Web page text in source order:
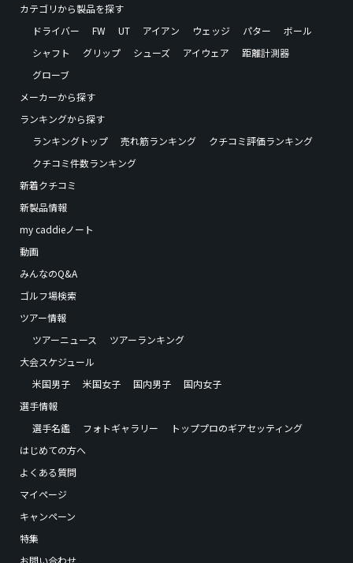
カテゴリから製品を探す
ドライバー
FW UT アイアン ウェッジ パター
ボール
シャフト
グリップ シューズ アイウェア
距離計測器
グローブ
メーカーから探す
ランキングから探す
ランキングトップ
売れ筋ランキング
クチコミ評価ランキング
クチコミ件数ランキング
新着クチコミ
新製品情報
my caddieノート
動画
みんなのQ&A
ゴルフ場検索
ツアー情報
ツアーニュース
ツアーランキング
大会スケジュール
米国男子
米国女子 国内男子
国内女子
選手情報
選手名鑑
フォトギャラリー
トッププロのギアセッティング
はじめての方へ
よくある質問
マイページ
キャンペーン
特集
お問い合わせ